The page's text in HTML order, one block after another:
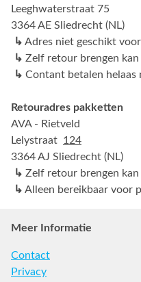
Leeghwaterstraat 75
3364 AE Sliedrecht (NL)
↳ Adres niet geschikt
↳ Zelf retour brengen
↳ Contant betalen helaas
Retouradres pakketten
AVA - Rietveld
Lelystraat 124
3364 AJ Sliedrecht (NL)
↳ Zelf retour brengen kan
↳ Alleen bereikbaar voor
Meer Informatie
Contact
Privacy